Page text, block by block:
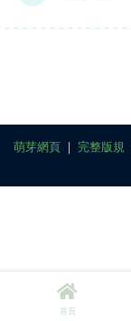
萌芽網頁｜ 完整版規
首頁